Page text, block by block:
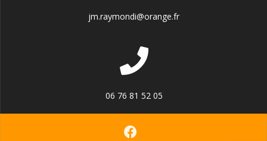
jm.raymondi@orange.fr
06 76 81 52 05